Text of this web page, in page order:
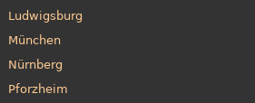
Ludwigsburg
München
Nürnberg
Pforzheim